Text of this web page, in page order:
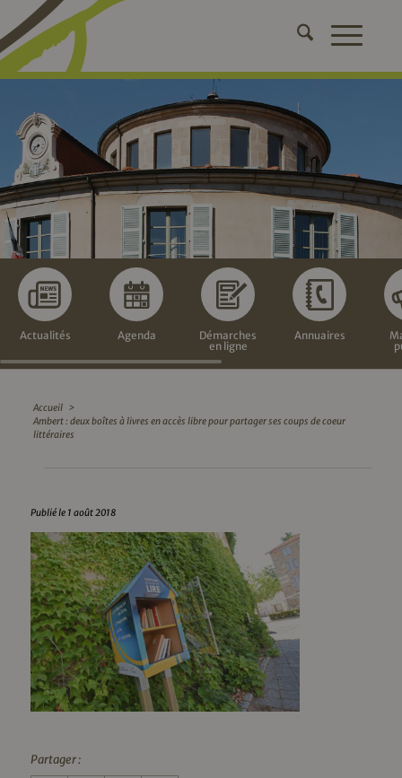
Actualités Agenda
Démarches
en ligne
Annuaires
Accueil >
Ambert : deux boîtes à livres en accès libre pour partager ses coups de coeur
littéraires
Publié le 1 août 2018
Partager :